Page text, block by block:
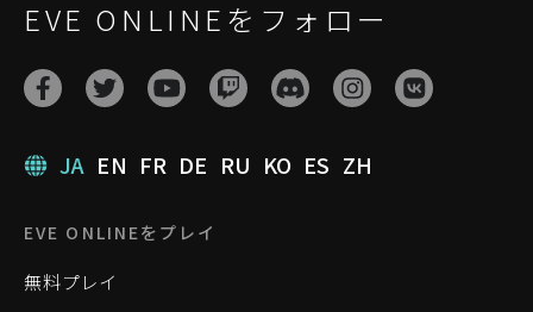
EVE ONLINEをフォロー
JA EN FR DE RU KO ES ZH
EVE ONLINEをプレイ
無料プレイ